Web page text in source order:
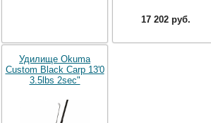
17 202 руб.
Удилище Okuma
Custom Black Carp 13'0
3.5lbs 2sec"